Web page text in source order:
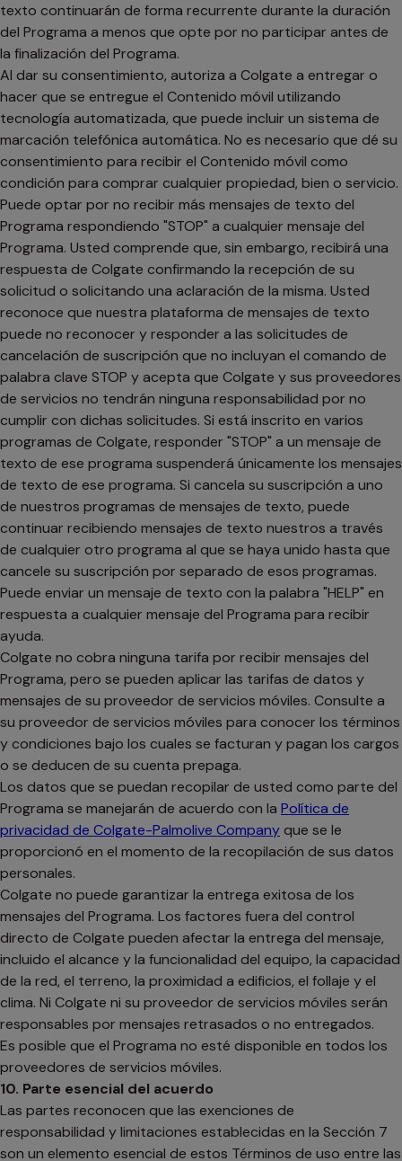
texto continuarán de forma recurrente durante la duración
del Programa a menos que opte por no participar antes de
la finalización del Programa.
Al dar su consentimiento, autoriza a Colgate a entregar o
hacer que se entregue el Contenido móvil utilizando
tecnología automatizada, que puede incluir un sistema de
marcación telefónica automática. No es necesario que dé su
consentimiento para recibir el Contenido móvil como
condición para comprar cualquier propiedad, bien o servicio.
Puede optar por no recibir más mensajes de texto del
Programa respondiendo "STOP" a cualquier mensaje del
Programa. Usted comprende que, sin embargo, recibirá una
respuesta de Colgate confirmando la recepción de su
solicitud o solicitando una aclaración de la misma. Usted
reconoce que nuestra plataforma de mensajes de texto
puede no reconocer y responder a las solicitudes de
cancelación de suscripción que no incluyan el comando de
palabra clave STOP y acepta que Colgate y sus proveedores
de servicios no tendrán ninguna responsabilidad por no
cumplir con dichas solicitudes. Si está inscrito en varios
programas de Colgate, responder "STOP" a un mensaje de
texto de ese programa suspenderá únicamente los mensajes
de texto de ese programa. Si cancela su suscripción a uno
de nuestros programas de mensajes de texto, puede
continuar recibiendo mensajes de texto nuestros a través
de cualquier otro programa al que se haya unido hasta que
cancele su suscripción por separado de esos programas.
Puede enviar un mensaje de texto con la palabra "HELP" en
respuesta a cualquier mensaje del Programa para recibir
ayuda.
Colgate no cobra ninguna tarifa por recibir mensajes del
Programa, pero se pueden aplicar las tarifas de datos y
mensajes de su proveedor de servicios móviles. Consulte a
su proveedor de servicios móviles para conocer los términos
y condiciones bajo los cuales se facturan y pagan los cargos
o se deducen de su cuenta prepaga.
Los datos que se puedan recopilar de usted como parte del
Programa se manejarán de acuerdo con la Política de
privacidad de Colgate-Palmolive Companyque se le
proporcionó en el momento de la recopilación de sus datos
personales.
Colgate no puede garantizar la entrega exitosa de los
mensajes del Programa. Los factores fuera del control
directo de Colgate pueden afectar la entrega del mensaje,
incluido el alcance y la funcionalidad del equipo, la capacidad
de la red, el terreno, la proximidad a edificios, el follaje y el
clima. Ni Colgate ni su proveedor de servicios móviles serán
responsables por mensajes retrasados o no entregados.
Es posible que el Programa no esté disponible en todos los
proveedores de servicios móviles.
10. Parte esencial del acuerdo
Las partes reconocen que las exenciones de
responsabilidad y limitaciones establecidas en la Sección 7
son un elemento esencial de estos Términos de uso entre las